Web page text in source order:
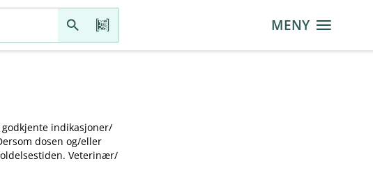
MENY
indikasjoner​/​
dosen og​/​eller
Veterinær​/​